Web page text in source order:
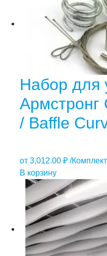
Набор для
Армстронг
/ Baffle
от 3,012.00 ₽ /Комплект
В корзину